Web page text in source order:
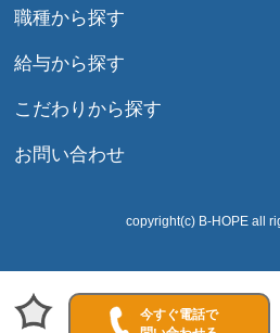
今すぐ電話で
職種から探す
給与から探す
こだわりから探す
お問い合わせ
copyright(c) B-HOPE all